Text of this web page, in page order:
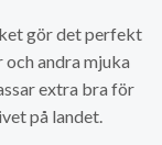
gör det perfekt
andra mjuka
extra bra för
på landet.